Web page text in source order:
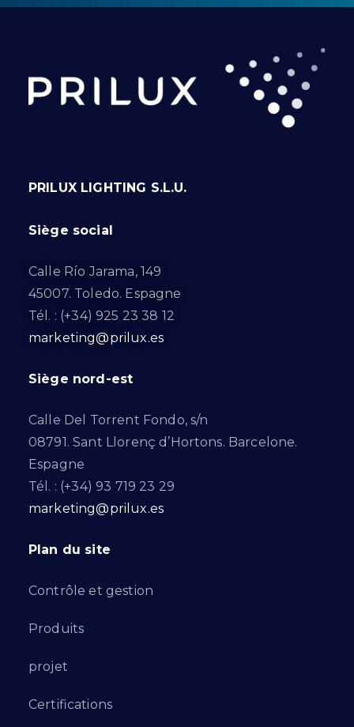
PRILUX LIGHTING S.L.U.
Siège social
Calle Río Jarama, 149
45007. Toledo. Espagne
Tél. : (+34) 925 23 38 12
marketing@prilux.es
Siège nord-est
Calle Del Torrent Fondo, s/n
08791. Sant Llorenç d’Hortons. Barcelone.
Espagne
Tél. : (+34) 93 719 23 29
marketing@prilux.es
Plan du site
Contrôle et gestion
Produits
projet
Certifications